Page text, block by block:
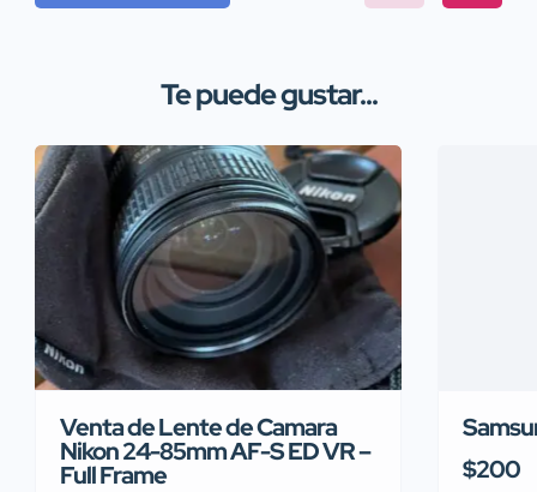
Te puede gustar...
Venta de Lente de Camara
Nikon 24-85mm AF-S ED VR –
Full Frame
$200